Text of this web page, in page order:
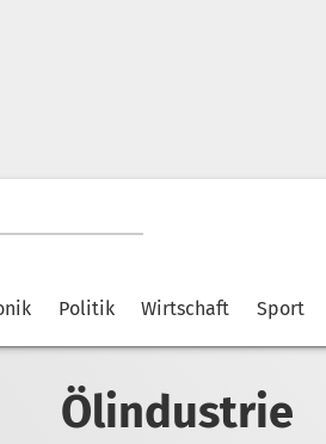
Politik Wirtschaft Sport
Ölindustrie